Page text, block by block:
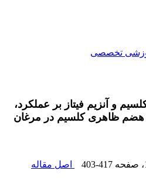
تخصصی
و آنزیم فیتاز بر عملکرد،
هضم ظاهری کلسیم در مرغان
، صفحه 403-417
اصل مقاله